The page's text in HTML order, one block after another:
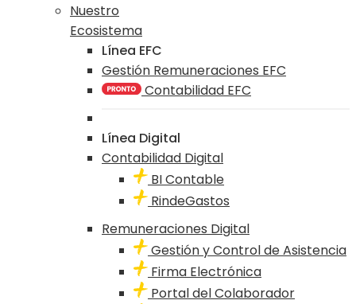
Nuestro
Ecosistema
Línea EFC
Gestión Remuneraciones EFC
Contabilidad EFC
Línea Digital
Contabilidad Digital
BI Contable
RindeGastos
Remuneraciones Digital
Gestión y Control de Asistencia
Firma Electrónica
Portal del Colaborador